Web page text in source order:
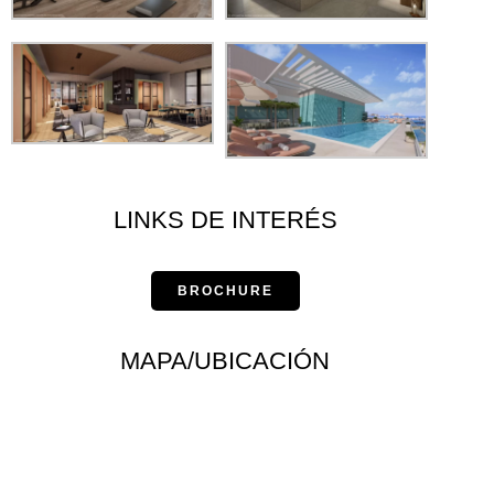
LINKS DE INTERÉS
BROCHURE
MAPA/UBICACIÓN